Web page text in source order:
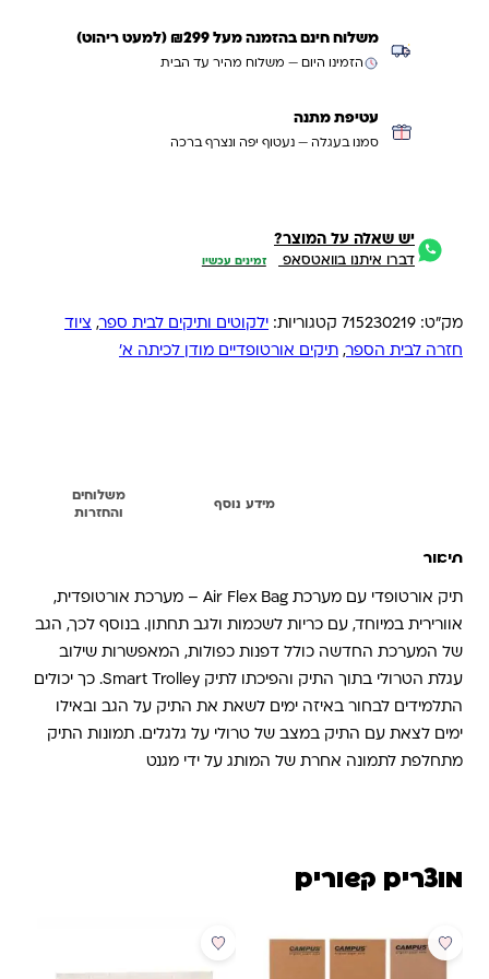
משלוח חינם בהזמנה מעל ₪299 (למעט ריהוט)
הזמינו היום — משלוח מהיר עד הבית
עטיפת מתנה
סמנו בעגלה — נעטוף יפה ונצרף ברכה
יש שאלה על המוצר?
דברו איתנו בוואטסאפ זמינים עכשיו
מק"ט: 715230219 קטגוריות: ילקוטים ותיקים לבית ספר, ציוד
חזרה לבית הספר, תיקים אורטופדיים מודן לכיתה א'
מידע נוסף
משלוחים
והחזרות
תיאור
תיק אורטופדי עם מערכת Air Flex Bag – מערכת אורטופדית,
אוורירית במיוחד, עם כריות לשכמות ולגב תחתון. בנוסף לכך, הגב
של המערכת החדשה כולל דפנות כפולות, המאפשרות שילוב
עגלת הטרולי בתוך התיק והפיכתו לתיק Smart Trolley. כך יכולים
התלמידים לבחור באיזה ימים לשאת את התיק על הגב ובאילו
ימים לצאת עם התיק במצב של טרולי על גלגלים. תמונות התיק
מתחלפת לתמונה אחרת של המותג על ידי מגנט
מוצרים קשורים
מבצע מבצע